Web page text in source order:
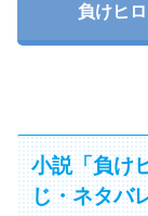
負けヒ
小説「負け
じ・ネタバ